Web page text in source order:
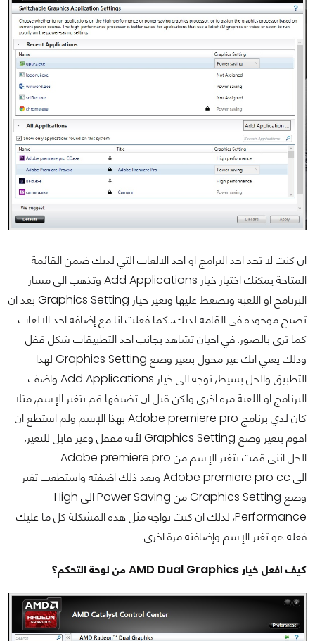
ان كنت لا تجد احد البرامج او احد الالعاب التي لديك ضمن القائمة
المتاحة يمكنك اختيار خيار Add Applications وتذهب الى مسار
البرنامج او اللعبه وتضغط عليها وتغير خيار Graphics Setting بعد ان
تصبح موجوده في القامة لديك...كما فعلت انا مع إضافة احد الالعاب
كما ترى بالصور. في احيان تشاهد بجانب احد التطبيقات شكل قفل
وذلك يعني انك غير مخول بتغير وضع Graphics Setting لهذا
التطبيق والحل بسيط, توجه الى خيار Add Applications واضف
البرنامج او اللعبة مره اخرى ولكن قبل ان تضيفها قم بتغير الإسم, مثلا
كان لدي برنامج Adobe premiere pro بهذا الإسم ولم استطع ان
اقوم بتغير وضع Graphics Setting لأنه مقفل وغير قابل للتغير,
الحل انني قمت بتغير الإسم من Adobe premiere pro
الى Adobe premiere pro cc وبعد ذلك اضفته واستطعت تغير
وضع Graphics Setting من Power Saving الى High
Performance, لذلك ان كنت تواجه مثل هذه المشكلة كل ما عليك
فعله هو تغير الإسم وإضافته مرة اخرى.
كيف افعل خيار AMD Dual Graphics من لوحة التحكم؟